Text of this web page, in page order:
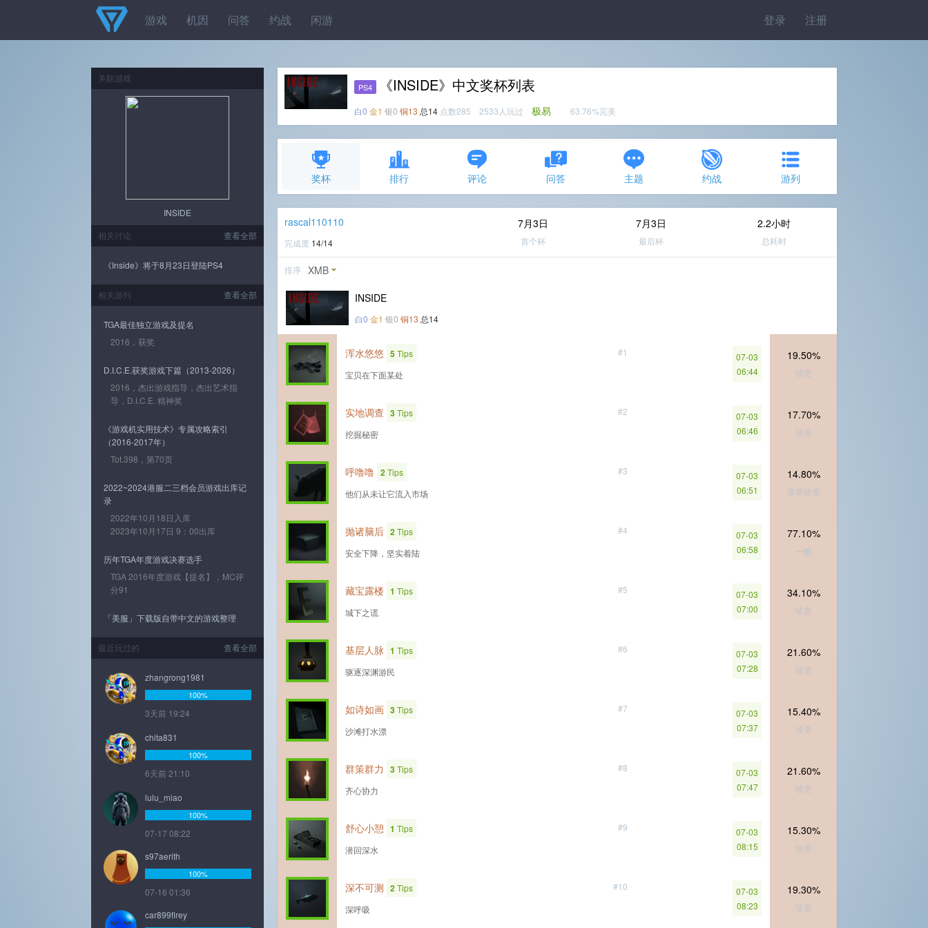
登录 注册
游戏 机因 问答 约战 闲游
PS4 《INSIDE》中文奖杯列表
白0 金1 银0 铜13 总14 点数285 2533人玩过 极易 63.76%完美
奖杯 排行 评论 问答 主题 约战 游列
rascal110110
完成度 14/14
7月3日
首个杯
7月3日
最后杯
2.2小时
总耗时
排序 XMB
INSIDE
白0 金1 银0 铜13 总14
#1
浑水悠悠 5Tips
宝贝在下面某处
07-03
06:44
19.50%
珍贵
#2
实地调查 3Tips
挖掘秘密
07-03
06:46
17.70%
珍贵
#3
呼噜噜 2Tips
他们从未让它流入市场
07-03
06:51
14.80%
非常珍贵
#4
抛诸脑后 2Tips
安全下降，坚实着陆
07-03
06:58
77.10%
一般
#5
藏宝露楼 1 Tips
城下之谎
07-03
07:00
34.10%
珍贵
#6
基层人脉 1 Tips
驱逐深渊游民
07-03
07:28
21.60%
珍贵
#7
如诗如画 3Tips
沙滩打水漂
07-03
07:37
15.40%
珍贵
#8
群策群力 3Tips
齐心协力
07-03
07:47
21.60%
珍贵
#9
舒心小憩 1 Tips
潜回深水
07-03
08:15
15.30%
珍贵
#10
深不可测 2Tips
深呼吸
07-03
08:23
19.30%
珍贵
关联游戏
INSIDE
查看全部
相关讨论
《Inside》将于8月23日登陆PS4
查看全部
相关游列
TGA最佳独立游戏及提名
2016，获奖
D.I.C.E.获奖游戏下篇（2013-2026）
2016，杰出游戏指导，杰出艺术指
导，D.I.C.E. 精神奖
《游戏机实用技术》专属攻略索引
（2016-2017年）
Tot.398，第70页
2022~2024港服二三档会员游戏出库记
录
2022年10月18日入库
2023年10月17日 9：00出库
历年TGA年度游戏决赛选手
TGA 2016年度游戏【提名】，MC评
分91
「美服」下载版自带中文的游戏整理
查看全部
最近玩过的
zhangrong1981
100%
3天前 19:24
chita831
100%
6天前 21:10
lulu_miao
100%
07-17 08:22
s97aerith
100%
07-16 01:36
car899firey